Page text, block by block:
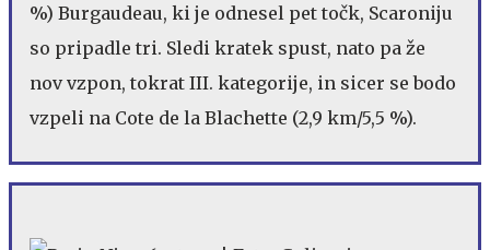
%) Burgaudeau, ki je odnesel pet točk, Scaroniju
so pripadle tri. Sledi kratek spust, nato pa že
nov vzpon, tokrat III. kategorije, in sicer se bodo
vzpeli na Cote de la Blachette (2,9 km/5,5 %).